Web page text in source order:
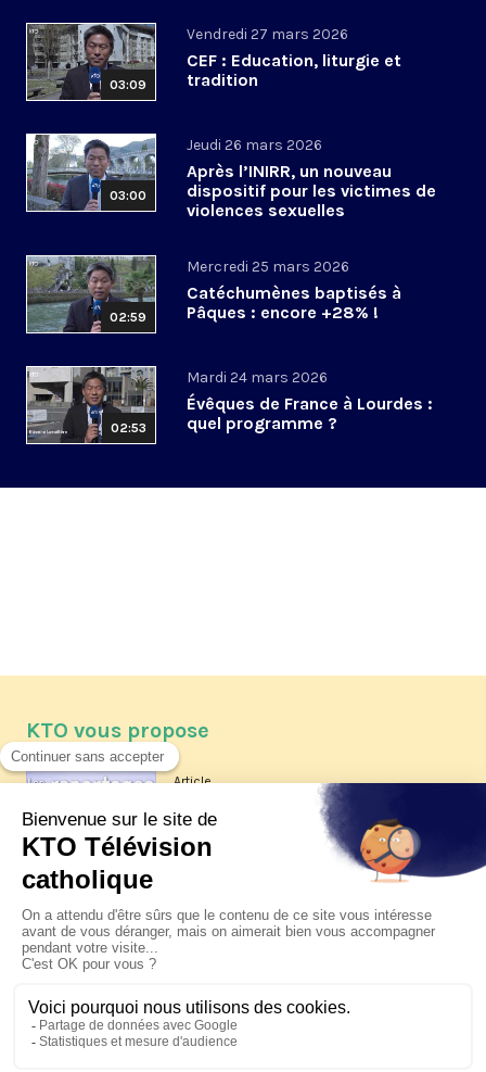
03:09
Vendredi 27 mars 2026
CEF : Education, liturgie et
tradition
03:00
Jeudi 26 mars 2026
Après l’INIRR, un nouveau
dispositif pour les victimes de
violences sexuelles
02:59
Mercredi 25 mars 2026
Catéchumènes baptisés à
Pâques : encore +28% !
02:53
Mardi 24 mars 2026
Évêques de France à Lourdes :
quel programme ?
KTO vous propose
Article
Les reportages d'été 2026 de KTO
La visite pastorale du pape Léon
XIV à Assise à suivre sur KTO le
jeudi 6 août
Le pape en Uruguay, Argentine et
Pérou du 6 au 17 novembre 2026